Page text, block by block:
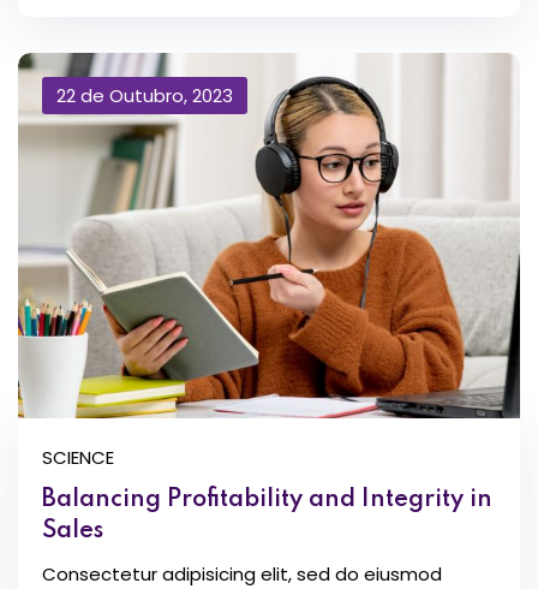
22 de Outubro, 2023
SCIENCE
Balancing Profitability and Integrity in
Sales
Consectetur adipisicing elit, sed do eiusmod